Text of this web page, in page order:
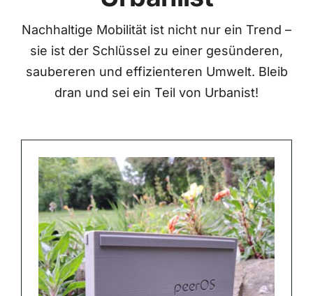
Nachhaltige Mobilität ist nicht nur ein Trend –
sie ist der Schlüssel zu einer gesünderen,
saubereren und effizienteren Umwelt. Bleib
dran und sei ein Teil von Urbanist!